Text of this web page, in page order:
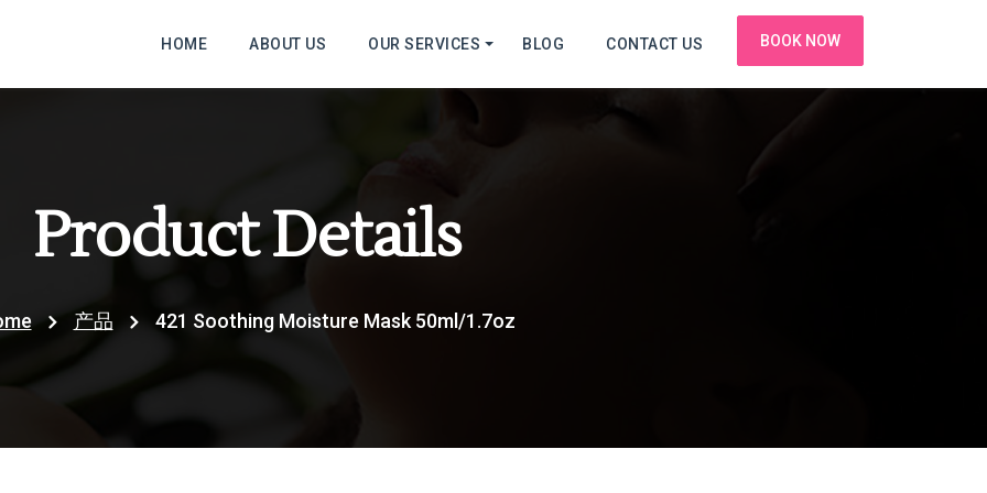
HOME ABOUT US OUR SERVICES BLOG CONTACT US BOOK NOW
Product Details
产品 421 Soothing Moisture Mask 50ml/1.7oz